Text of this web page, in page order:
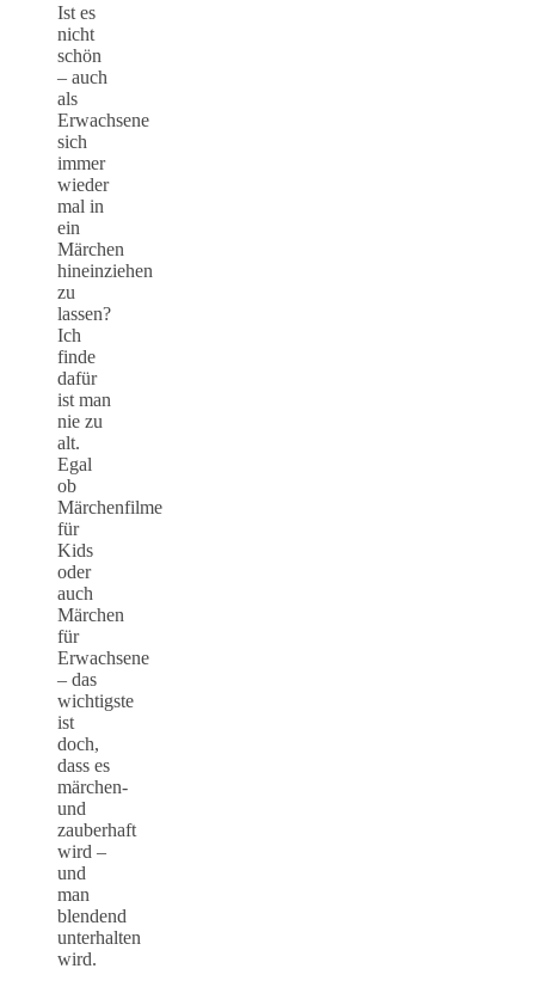
Ist es
nicht
schön
– auch
als
Erwachsene
sich
immer
wieder
mal in
ein
Märchen
hineinziehen
zu
lassen?
Ich
finde
dafür
ist man
nie zu
alt.
Egal
ob
Märchenfilme
für
Kids
oder
auch
Märchen
für
Erwachsene
– das
wichtigste
ist
doch,
dass es
märchen-
und
zauberhaft
wird –
und
man
blendend
unterhalten
wird.